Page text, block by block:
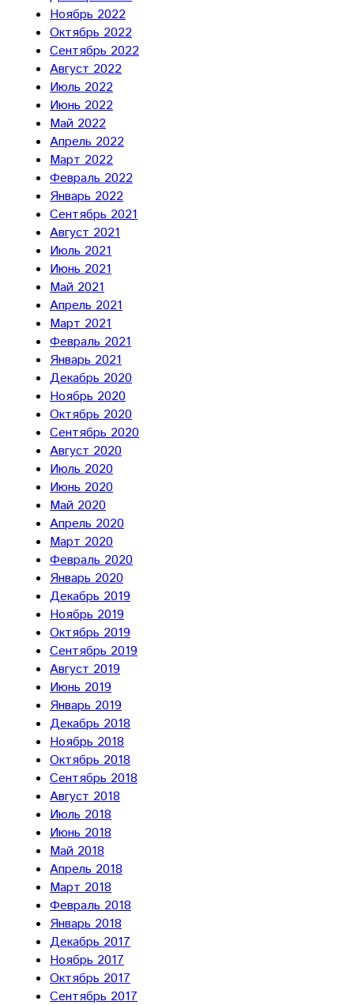
Ноябрь 2022
Октябрь 2022
Сентябрь 2022
Август 2022
Июль 2022
Июнь 2022
Май 2022
Апрель 2022
Март 2022
Февраль 2022
Январь 2022
Сентябрь 2021
Август 2021
Июль 2021
Июнь 2021
Май 2021
Апрель 2021
Март 2021
Февраль 2021
Январь 2021
Декабрь 2020
Ноябрь 2020
Октябрь 2020
Сентябрь 2020
Август 2020
Июль 2020
Июнь 2020
Май 2020
Апрель 2020
Март 2020
Февраль 2020
Январь 2020
Декабрь 2019
Ноябрь 2019
Октябрь 2019
Сентябрь 2019
Август 2019
Июнь 2019
Январь 2019
Декабрь 2018
Ноябрь 2018
Октябрь 2018
Сентябрь 2018
Август 2018
Июль 2018
Июнь 2018
Май 2018
Апрель 2018
Март 2018
Февраль 2018
Январь 2018
Декабрь 2017
Ноябрь 2017
Октябрь 2017
Сентябрь 2017